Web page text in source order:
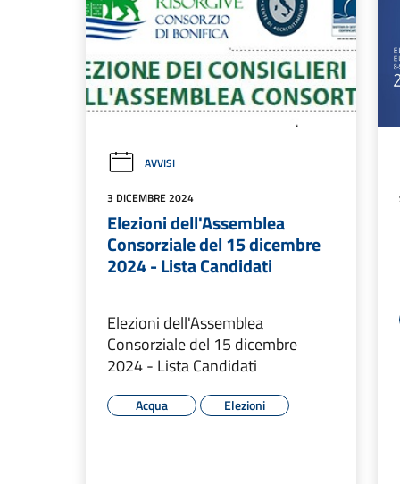
AVVISI
3 DICEMBRE 2024
Elezioni dell'Assemblea
Consorziale del 15 dicembre
2024 - Lista Candidati
Elezioni dell'Assemblea
Consorziale del 15 dicembre
2024 - Lista Candidati
Acqua Elezioni